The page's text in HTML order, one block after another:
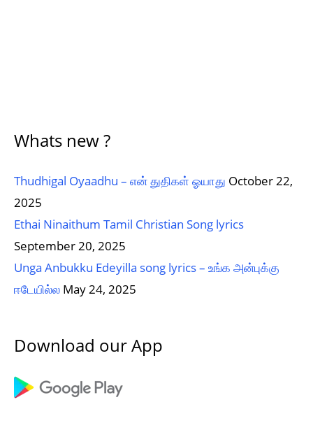
Whats new ?
Thudhigal Oyaadhu – என் துதிகள் ஓயாது October 22,
2025
Ethai Ninaithum Tamil Christian Song lyrics
September 20, 2025
Unga Anbukku Edeyilla song lyrics – உங்க அன்புக்கு
ஈடேயில்ல May 24, 2025
Download our App